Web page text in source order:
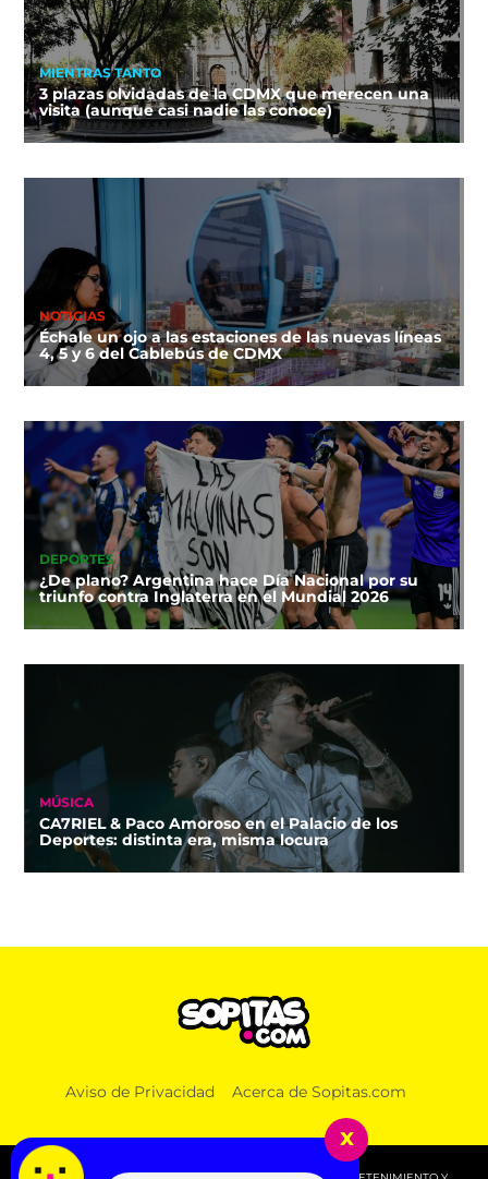
MIENTRAS TANTO
3 plazas olvidadas de la CDMX que merecen una
visita (aunque casi nadie las conoce)
NOTICIAS
Échale un ojo a las estaciones de las nuevas líneas
4, 5 y 6 del Cablebús de CDMX
DEPORTES
¿De plano? Argentina hace Día Nacional por su
triunfo contra Inglaterra en el Mundial 2026
MÚSICA
CA7RIEL & Paco Amoroso en el Palacio de los
Deportes: distinta era, misma locura
Aviso de Privacidad Acerca de Sopitas.com
x